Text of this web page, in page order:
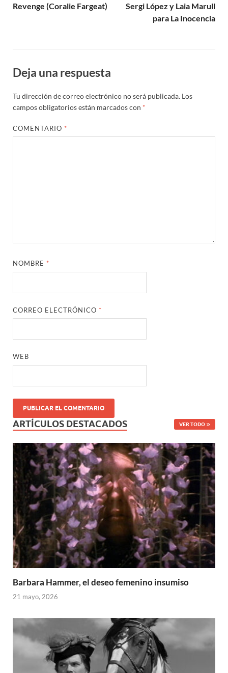
Revenge (Coralie Fargeat)
Sergi López y Laia Marull
para La Inocencia
Deja una respuesta
Tu dirección de correo electrónico no será publicada. Los
campos obligatorios están marcados con *
COMENTARIO *
NOMBRE *
CORREO ELECTRÓNICO *
WEB
ARTÍCULOS DESTACADOS VER TODO
Barbara Hammer, el deseo femenino insumiso
21 mayo, 2026